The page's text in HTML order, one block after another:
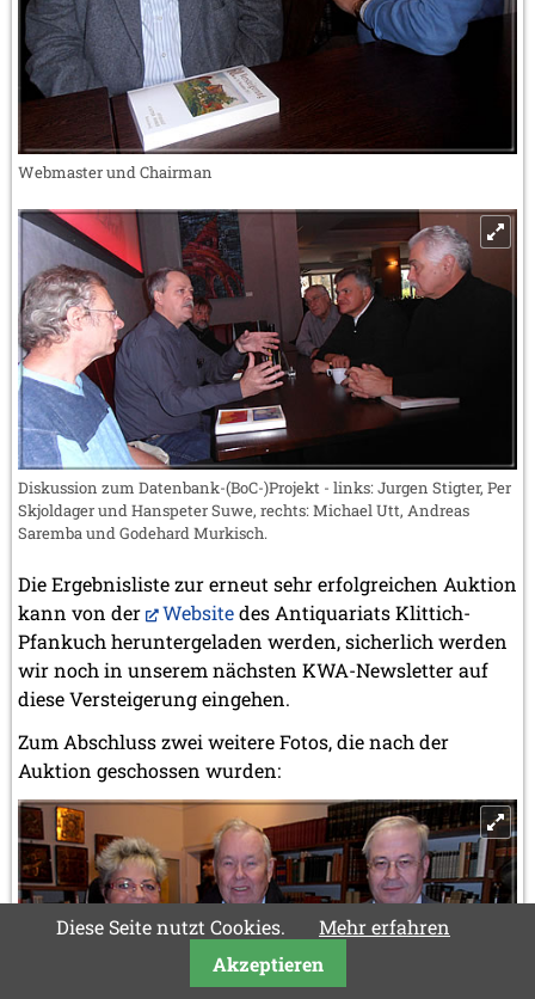
Webmaster und Chairman
Diskussion zum Datenbank-(BoC-)Projekt - links: Jurgen Stigter, Per
Skjoldager und Hanspeter Suwe, rechts: Michael Utt, Andreas
Saremba und Godehard Murkisch.
Die Ergebnisliste zur erneut sehr erfolgreichen Auktion
kann von der
Websitedes Antiquariats Klittich-
Pfankuch heruntergeladen werden, sicherlich werden
wir noch in unserem nächsten KWA-Newsletter auf
diese Versteigerung eingehen.
Zum Abschluss zwei weitere Fotos, die nach der
Auktion geschossen wurden:
Diese Seite nutzt Cookies.
Mehr erfahren
Akzeptieren